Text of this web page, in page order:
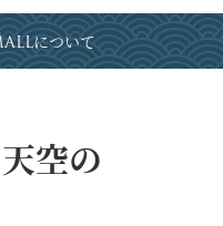
について
空の